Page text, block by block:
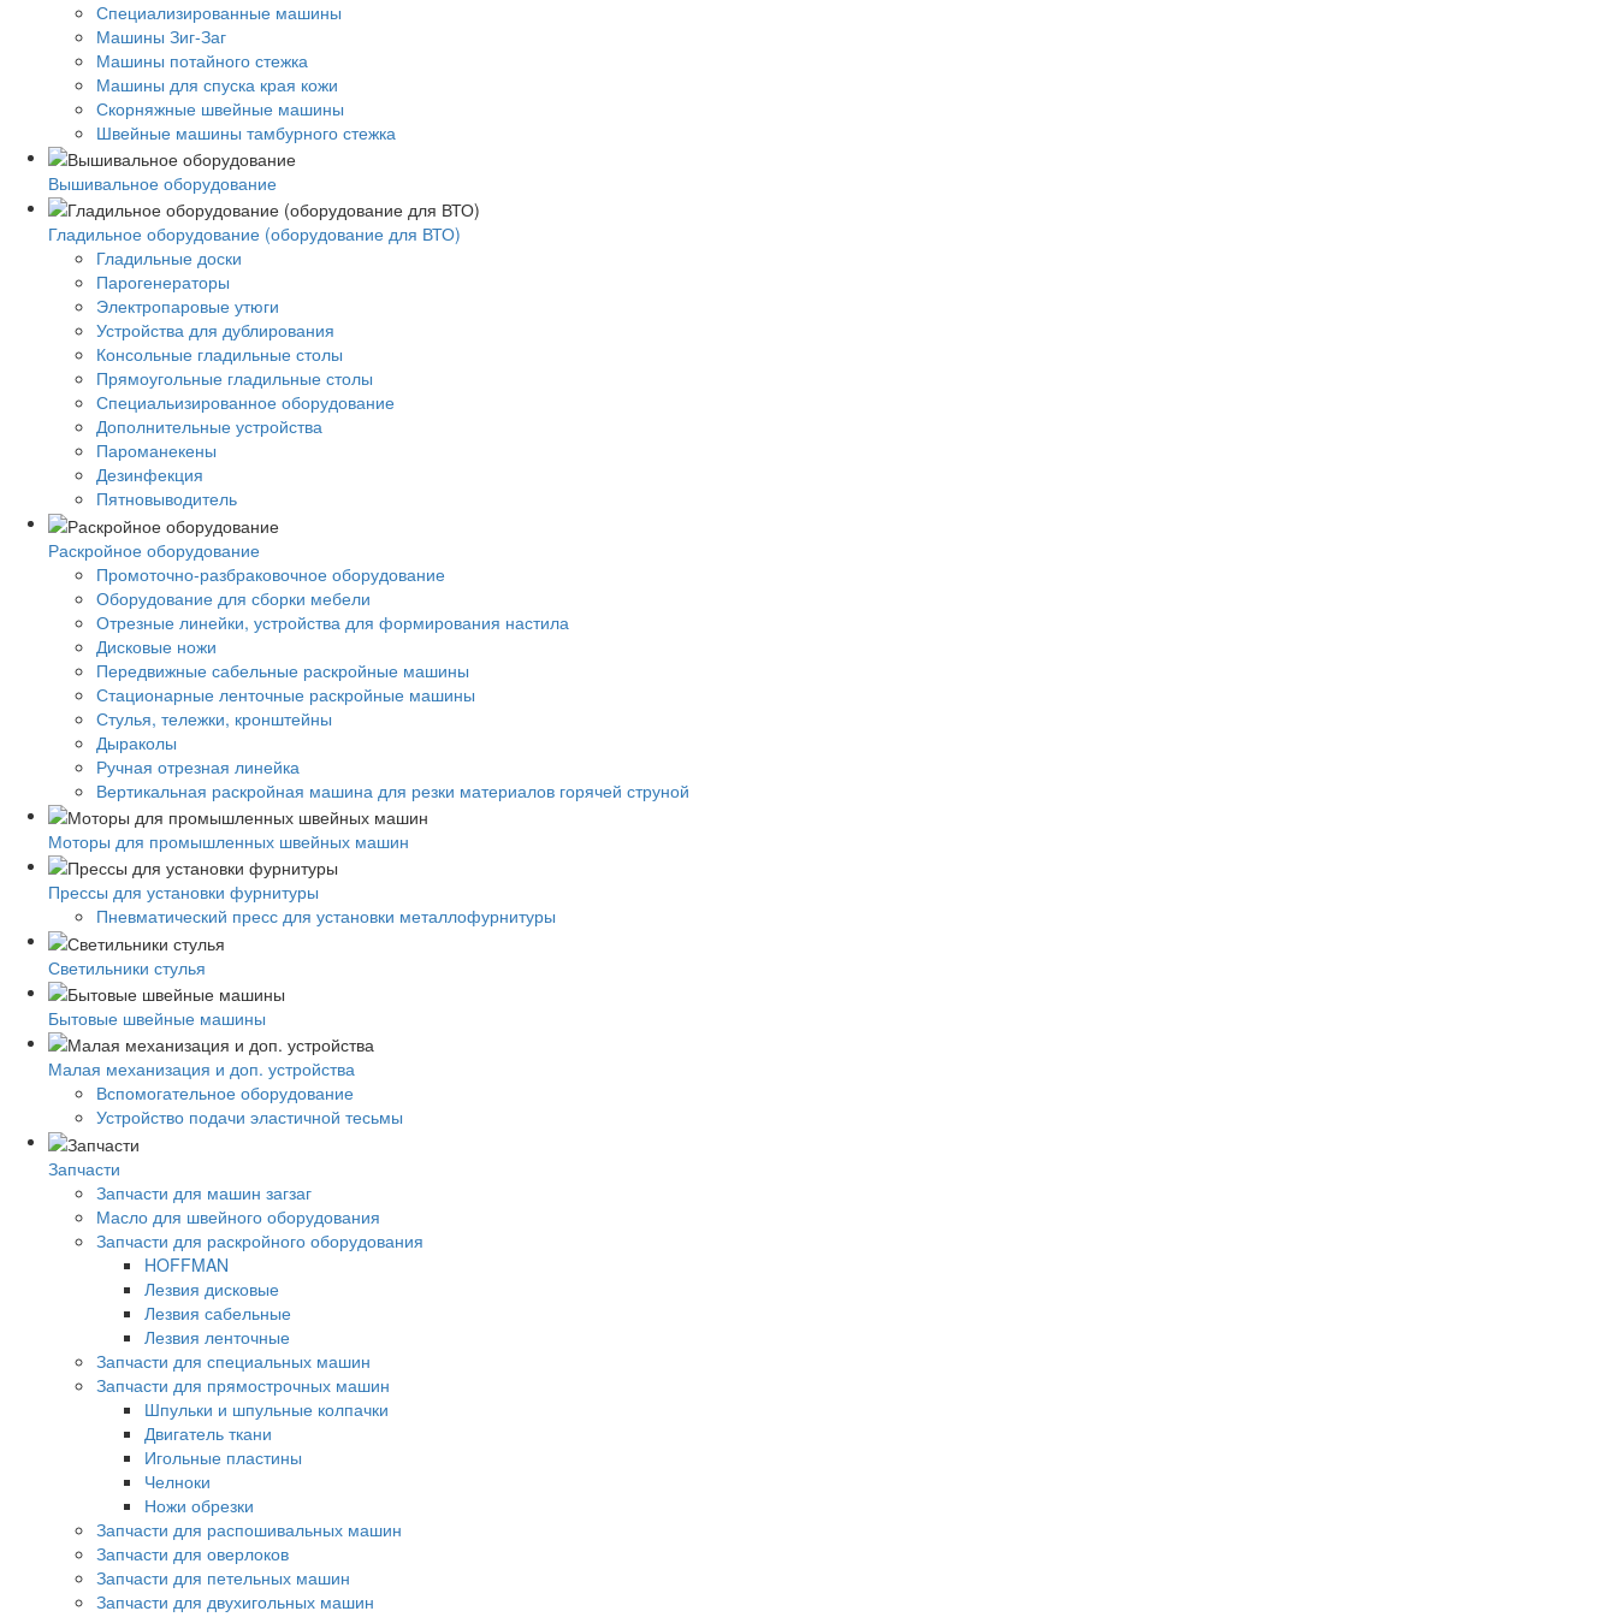
Специализированные машины
Машины Зиг-Заг
Машины потайного стежка
Машины для спуска края кожи
Скорняжные швейные машины
Швейные машины тамбурного стежка
Вышивальное оборудование
Гладильное оборудование (оборудование для ВТО)
Гладильные доски
Парогенераторы
Электропаровые утюги
Устройства для дублирования
Консольные гладильные столы
Прямоугольные гладильные столы
Специальизированное оборудование
Дополнительные устройства
Пароманекены
Дезинфекция
Пятновыводитель
Раскройное оборудование
Промоточно-разбраковочное оборудование
Оборудование для сборки мебели
Отрезные линейки, устройства для формирования настила
Дисковые ножи
Передвижные сабельные раскройные машины
Стационарные ленточные раскройные машины
Стулья, тележки, кронштейны
Дыраколы
Ручная отрезная линейка
Вертикальная раскройная машина для резки материалов горячей струной
Моторы для промышленных швейных машин
Прессы для установки фурнитуры
Пневматический пресс для установки металлофурнитуры
Светильники стулья
Бытовые швейные машины
Малая механизация и доп. устройства
Вспомогательное оборудование
Устройство подачи эластичной тесьмы
Запчасти
Запчасти для машин загзаг
Масло для швейного оборудования
Запчасти для раскройного оборудования
HOFFMAN
Лезвия дисковые
Лезвия сабельные
Лезвия ленточные
Запчасти для специальных машин
Запчасти для прямострочных машин
Шпульки и шпульные колпачки
Двигатель ткани
Игольные пластины
Челноки
Ножи обрезки
Запчасти для распошивальных машин
Запчасти для оверлоков
Запчасти для петельных машин
Запчасти для двухигольных машин